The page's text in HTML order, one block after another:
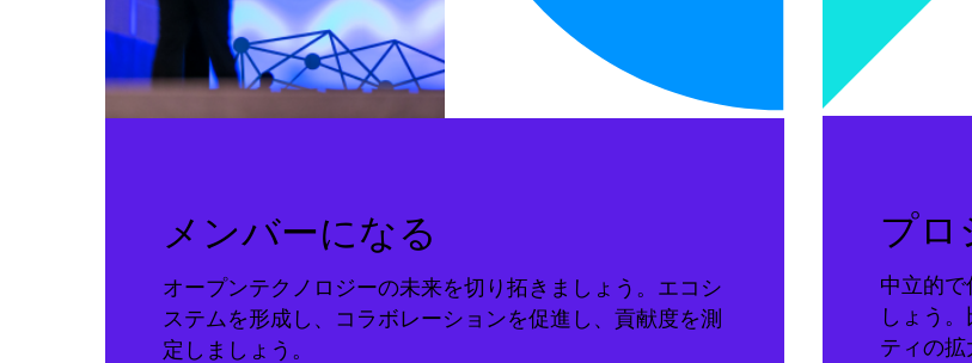
メンバーになる
オープンテクノロジーの未来を切り拓きましょう。エコシ
ステムを形成し、コラボレーションを促進し、貢献度を測
定しましょう。
プロ
中立的
しょう
ティの拡